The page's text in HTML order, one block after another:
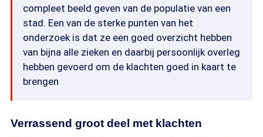
compleet beeld geven van de populatie van een
stad. Een van de sterke punten van het
onderzoek is dat ze een goed overzicht hebben
van bijna alle zieken en daarbij persoonlijk overleg
hebben gevoerd om de klachten goed in kaart te
brengen
Verrassend groot deel met klachten